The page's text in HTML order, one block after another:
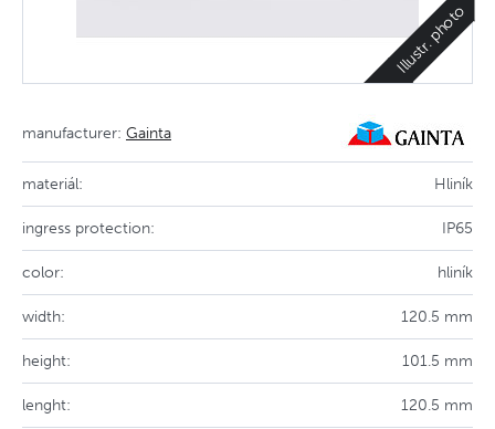
Illustr. photo
manufacturer: Gainta
materiál: Hliník
ingress protection: IP65
color: hliník
width: 120.5 mm
height: 101.5 mm
lenght: 120.5 mm